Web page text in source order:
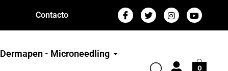
Contacto
Dermapen - Microneedling
0